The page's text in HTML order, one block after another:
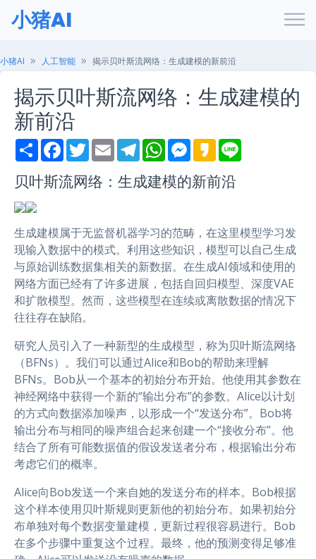
小猪AI
小猪AI 人工智能 揭示贝叶斯流网络：生成建模的新前沿
揭示贝叶斯流网络：生成建模的
新前沿
S
h
r
e
F
a
e
b
T
w
t
t
E
m
T
e
e
g
W
h
t
s
M
e
s
e
r
K
a
a
o
贝叶斯流网络：生成建模的新前沿
生成建模属于无监督机器学习的范畴，在这里模型学习发
现输入数据中的模式。利用这些知识，模型可以自己生成
与原始训练数据集相关的新数据。在生成AI领域和使用的
网络方面已经有了许多进展，包括自回归模型、深度VAE
和扩散模型。然而，这些模型在连续或离散数据的情况下
往往存在缺陷。
研究人员引入了一种新型的生成模型，称为贝叶斯流网络
（BFNs）。我们可以通过Alice和Bob的帮助来理解
BFNs。Bob从一个基本的初始分布开始。他使用其参数在
神经网络中获得一个新的“输出分布”的参数。Alice以计划
的方式向数据添加噪声，以形成一个“发送分布”。Bob将
输出分布与相同的噪声组合起来创建一个“接收分布”。他
结合了所有可能数据值的假设发送者分布，根据输出分布
考虑它们的概率。
Alice向Bob发送一个来自她的发送分布的样本。Bob根据
这个样本使用贝叶斯规则更新他的初始分布。如果初始分
布单独对每个数据变量建模，更新过程很容易进行。Bob
在多个步骤中重复这个过程。最终，他的预测变得足够准